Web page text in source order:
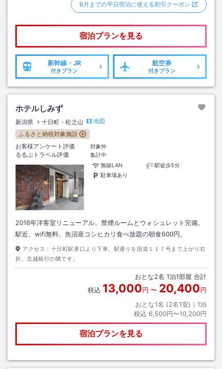
9月までの平日宿泊に使える割引クーポン
宿泊プランを見る
新幹線・JR
付きプラン
航空券
付きプラン
ホテルしみず
新潟県 十日町・松之山
地図
ふるさと納税対象施設
お客様アンケート評価
対象外
るるぶトラベル評価
集計中
無線LAN
駅徒歩5分
駐車場あり
2016年洋客室リニューアル。禁煙ルームとウォシュレット完備。
駅近、wifi無料。魚沼産コシヒカリ食べ放題の朝食600円。
アクセス： 十日町駅東口より下車。駅通りを国道１１７号まで上がり右
折。北越銀行の隣です。
おとな2名 1泊1部屋 合計
税込 13,000円 〜 20,400円
おとな1名 (2名1室)｜ 1泊
税込 6,500円〜10,200円
宿泊プランを見る